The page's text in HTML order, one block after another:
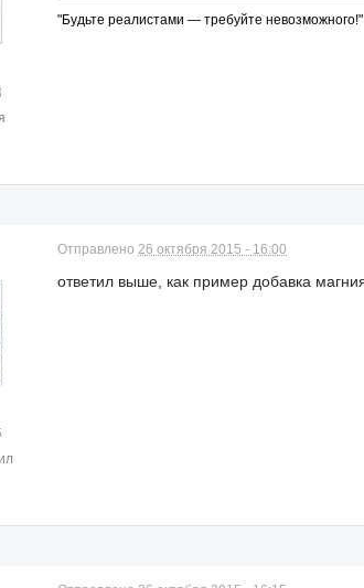
"Будьте реалистами — требуйте
Отправлено 26 октября 2015 - 16:00
ответил выше, как пример добавка